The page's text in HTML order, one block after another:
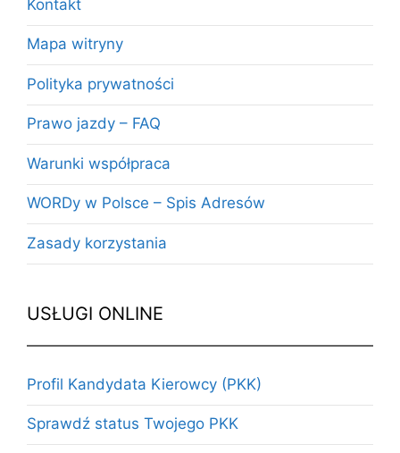
Kontakt
Mapa witryny
Polityka prywatności
Prawo jazdy – FAQ
Warunki współpraca
WORDy w Polsce – Spis Adresów
Zasady korzystania
USŁUGI ONLINE
Profil Kandydata Kierowcy (PKK)
Sprawdź status Twojego PKK